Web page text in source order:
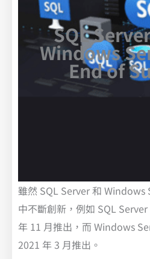
SQL
Windows
End of
雖然 SQL Server 和 Windows
中不斷創新，例如 SQL
年 11 月推出，而 Windows
2021 年 3 月推出。